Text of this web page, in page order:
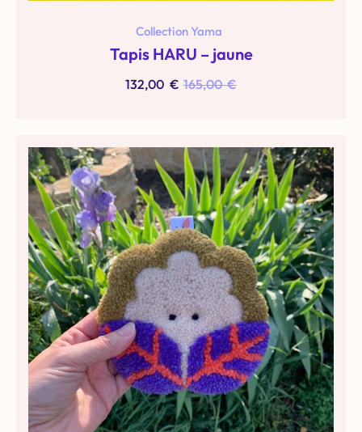
Collection Yama
Tapis HARU – jaune
165,00€
132,00 €